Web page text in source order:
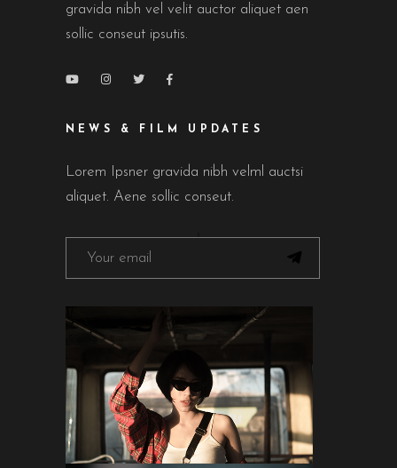
gravida nibh vel velit auctor aliquet aen
sollic conseut ipsutis.
NEWS & FILM UPDATES
Lorem Ipsner gravida nibh velml auctsi
aliquet. Aene sollic conseut.
FOLLOW ON INSTAGRAM